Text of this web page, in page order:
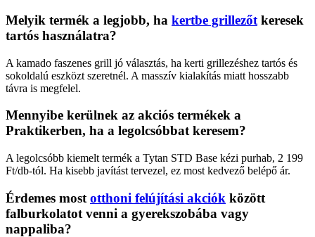
Melyik termék a legjobb, ha kertbe grillezőt keresek
tartós használatra?
A kamado faszenes grill jó választás, ha kerti grillezéshez tartós és
sokoldalú eszközt szeretnél. A masszív kialakítás miatt hosszabb
távra is megfelel.
Mennyibe kerülnek az akciós termékek a
Praktikerben, ha a legolcsóbbat keresem?
A legolcsóbb kiemelt termék a Tytan STD Base kézi purhab, 2 199
Ft/db-tól. Ha kisebb javítást tervezel, ez most kedvező belépő ár.
Érdemes most otthoni felújítási akciók között
falburkolatot venni a gyerekszobába vagy
nappaliba?